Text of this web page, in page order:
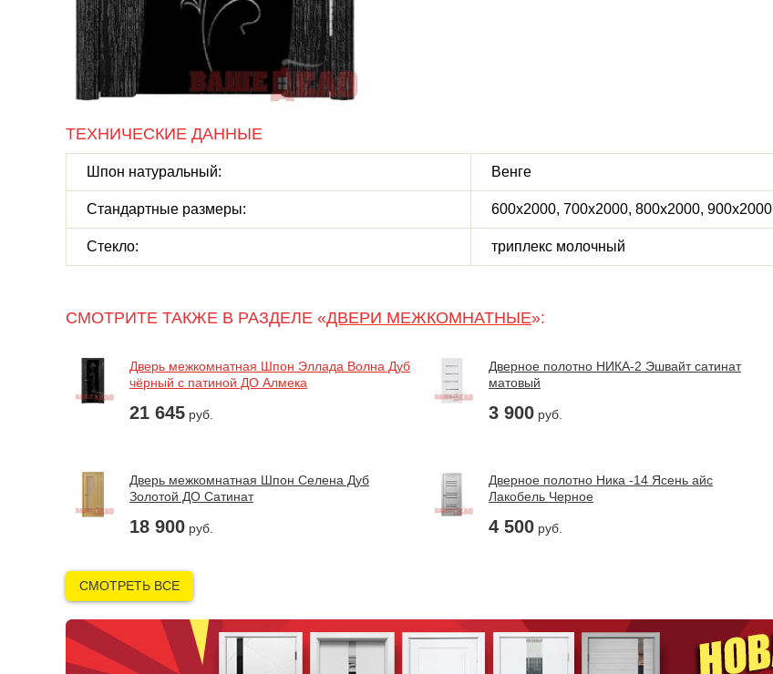
ТЕХНИЧЕСКИЕ ДАННЫЕ
Шпон натуральный: Венге
Стандартные размеры: 600х2000, 700х2000, 800х2000, 900х2000
Стекло: триплекс молочный
СМОТРИТЕ ТАКЖЕ В РАЗДЕЛЕ «ДВЕРИ МЕЖКОМНАТНЫЕ»:
Дверь межкомнатная Шпон Эллада Волна Дуб
чёрный с патиной ДО Алмека
21 645 руб.
Дверное полотно НИКА-2 Эшвайт сатинат
матовый
3 900 руб.
Дверь межкомнатная Шпон Селена Дуб
Золотой ДО Сатинат
18 900 руб.
Дверное полотно Ника -14 Ясень айс
Лакобель Черное
4 500 руб.
СМОТРЕТЬ ВСЕ